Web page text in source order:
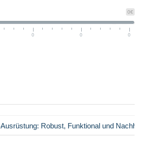
0€
0 0 0